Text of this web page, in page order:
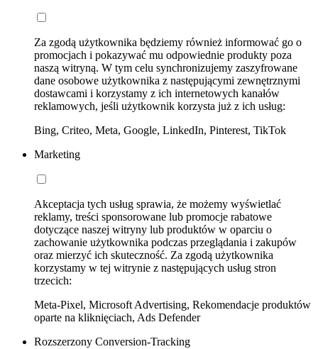
Za zgodą użytkownika będziemy również informować go o
promocjach i pokazywać mu odpowiednie produkty poza
naszą witryną. W tym celu synchronizujemy zaszyfrowane
dane osobowe użytkownika z następującymi zewnętrznymi
dostawcami i korzystamy z ich internetowych kanałów
reklamowych, jeśli użytkownik korzysta już z ich usług:
Bing, Criteo, Meta, Google, LinkedIn, Pinterest, TikTok
Marketing
Akceptacja tych usług sprawia, że możemy wyświetlać
reklamy, treści sponsorowane lub promocje rabatowe
dotyczące naszej witryny lub produktów w oparciu o
zachowanie użytkownika podczas przeglądania i zakupów
oraz mierzyć ich skuteczność. Za zgodą użytkownika
korzystamy w tej witrynie z następujących usług stron
trzecich:
Meta-Pixel, Microsoft Advertising, Rekomendacje produktów
oparte na kliknięciach, Ads Defender
Rozszerzony Conversion-Tracking